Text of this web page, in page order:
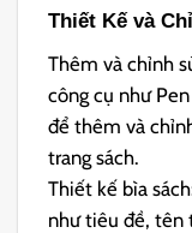
Thiết Kế và
Thêm và chỉnh
công cụ như
để thêm và
trang sách.
Thiết kế bìa
như tiêu đề, tên